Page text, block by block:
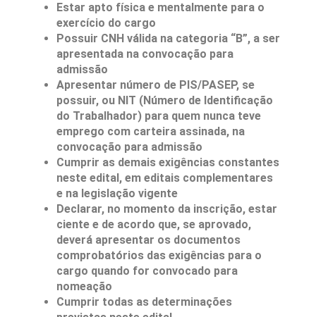
Estar apto física e mentalmente para o
exercício do cargo
Possuir CNH válida na categoria “B”, a ser
apresentada na convocação para
admissão
Apresentar número de PIS/PASEP, se
possuir, ou NIT (Número de Identificação
do Trabalhador) para quem nunca teve
emprego com carteira assinada, na
convocação para admissão
Cumprir as demais exigências constantes
neste edital, em editais complementares
e na legislação vigente
Declarar, no momento da inscrição, estar
ciente e de acordo que, se aprovado,
deverá apresentar os documentos
comprobatórios das exigências para o
cargo quando for convocado para
nomeação
Cumprir todas as determinações